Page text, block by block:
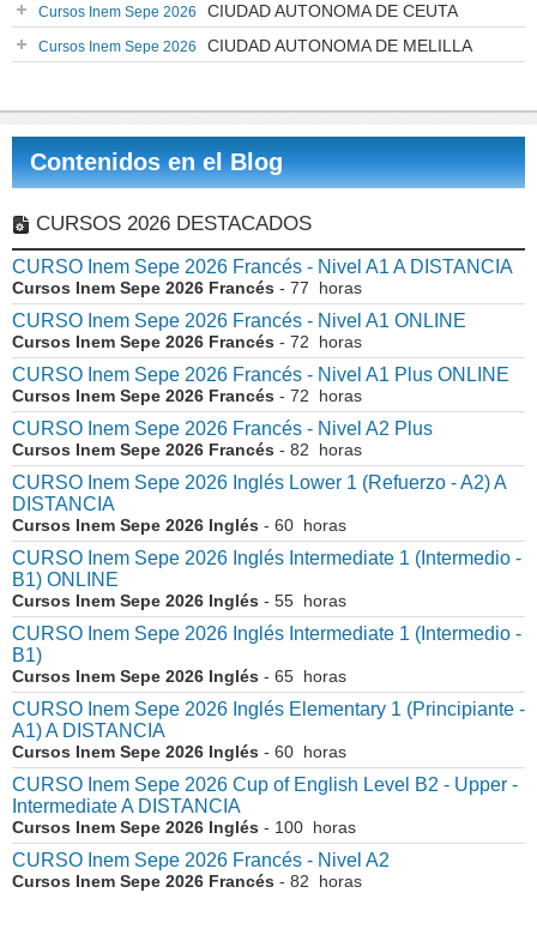
Cursos Inem Sepe 2026 CIUDAD AUTONOMA DE CEUTA
Cursos Inem Sepe 2026 CIUDAD AUTONOMA DE MELILLA
Contenidos en el Blog
CURSOS 2026 DESTACADOS
CURSO Inem Sepe 2026 Francés - Nivel A1 A DISTANCIA
Cursos Inem Sepe 2026 Francés - 77 horas
CURSO Inem Sepe 2026 Francés - Nivel A1 ONLINE
Cursos Inem Sepe 2026 Francés - 72 horas
CURSO Inem Sepe 2026 Francés - Nivel A1 Plus ONLINE
Cursos Inem Sepe 2026 Francés - 72 horas
CURSO Inem Sepe 2026 Francés - Nivel A2 Plus
Cursos Inem Sepe 2026 Francés - 82 horas
CURSO Inem Sepe 2026 Inglés Lower 1 (Refuerzo - A2) A
DISTANCIA
Cursos Inem Sepe 2026 Inglés - 60 horas
CURSO Inem Sepe 2026 Inglés Intermediate 1 (Intermedio -
B1) ONLINE
Cursos Inem Sepe 2026 Inglés - 55 horas
CURSO Inem Sepe 2026 Inglés Intermediate 1 (Intermedio -
B1)
Cursos Inem Sepe 2026 Inglés - 65 horas
CURSO Inem Sepe 2026 Inglés Elementary 1 (Principiante -
A1) A DISTANCIA
Cursos Inem Sepe 2026 Inglés - 60 horas
CURSO Inem Sepe 2026 Cup of English Level B2 - Upper -
Intermediate A DISTANCIA
Cursos Inem Sepe 2026 Inglés - 100 horas
CURSO Inem Sepe 2026 Francés - Nivel A2
Cursos Inem Sepe 2026 Francés - 82 horas